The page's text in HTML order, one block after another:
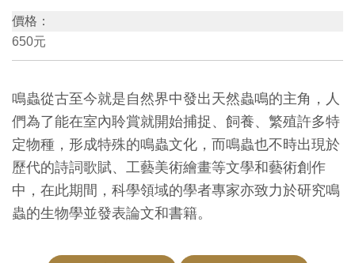
出
版
創
典
藏
研
究
價格：
650元
鳴蟲從古至今就是自然界中發出天然蟲鳴的主角，人
們為了能在室內聆賞就開始捕捉、飼養、繁殖許多特
定物種，形成特殊的鳴蟲文化，而鳴蟲也不時出現於
歷代的詩詞歌賦、工藝美術繪畫等文學和藝術創作
中，在此期間，科學領域的學者專家亦致力於研究鳴
蟲的生物學並發表論文和書籍。